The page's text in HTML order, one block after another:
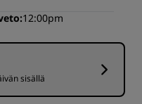
12:00pm
sisällä